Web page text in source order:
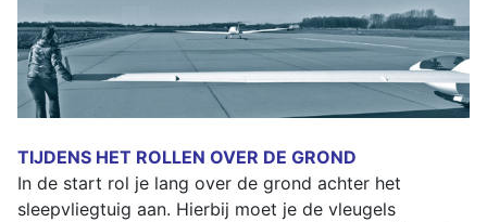
TIJDENS HET ROLLEN OVER DE GROND
In de start rol je lang over de grond achter het
sleepvliegtuig aan. Hierbij moet je de vleugels